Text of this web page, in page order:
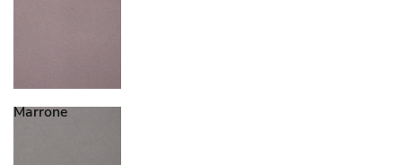
Marrone